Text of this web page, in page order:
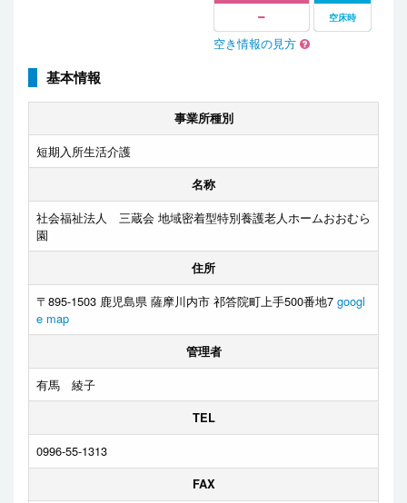
空き情報の見方
空床時
基本情報
事業所種別
短期入所生活介護
名称
社会福祉法人 三蔵会 地域密着型特別養護老人ホームおおむら
園
住所
〒895-1503 鹿児島県 薩摩川内市 祁答院町上手500番地7 googl
e map
管理者
有馬 綾子
TEL
0996-55-1313
FAX